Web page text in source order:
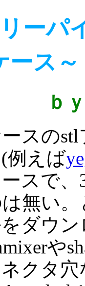
ーパ
ース～
ｂ
スの
例えば
スで
無い
ダウ
や
クタ